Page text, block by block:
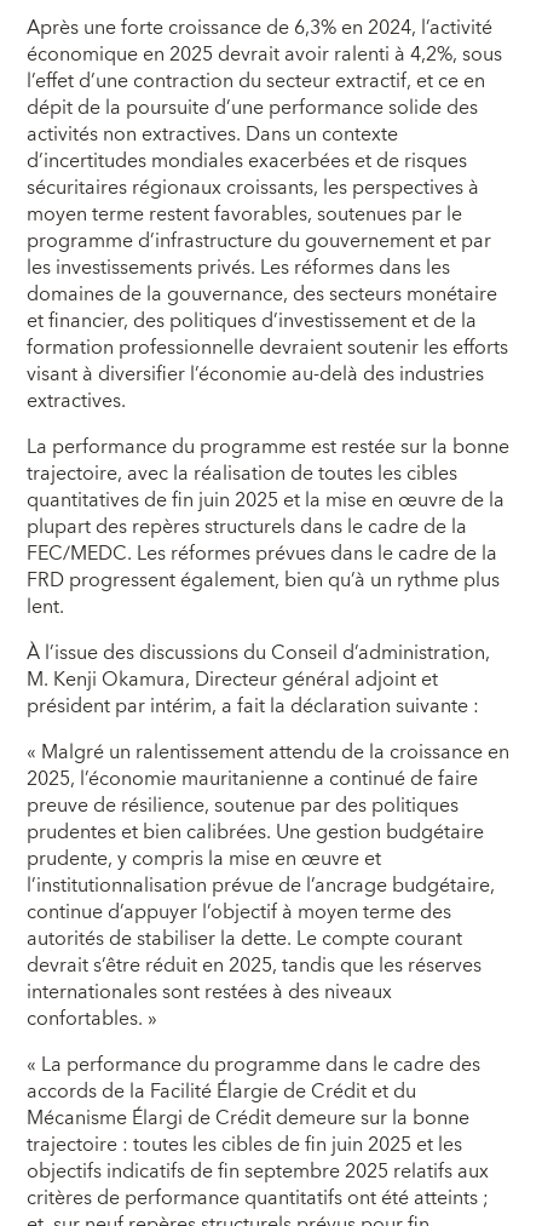
Après une forte croissance de 6,3% en 2024, l’activité
économique en 2025 devrait avoir ralenti à 4,2%, sous
l’effet d’une contraction du secteur extractif, et ce en
dépit de la poursuite d’une performance solide des
activités non extractives. Dans un contexte
d’incertitudes mondiales exacerbées et de risques
sécuritaires régionaux croissants, les perspectives à
moyen terme restent favorables, soutenues par le
programme d’infrastructure du gouvernement et par
les investissements privés. Les réformes dans les
domaines de la gouvernance, des secteurs monétaire
et financier, des politiques d’investissement et de la
formation professionnelle devraient soutenir les efforts
visant à diversifier l’économie au-delà des industries
extractives.
La performance du programme est restée sur la bonne
trajectoire, avec la réalisation de toutes les cibles
quantitatives de fin juin 2025 et la mise en œuvre de la
plupart des repères structurels dans le cadre de la
FEC/MEDC. Les réformes prévues dans le cadre de la
FRD progressent également, bien qu’à un rythme plus
lent.
À l’issue des discussions du Conseil d’administration,
M. Kenji Okamura, Directeur général adjoint et
président par intérim, a fait la déclaration suivante :
« Malgré un ralentissement attendu de la croissance en
2025, l’économie mauritanienne a continué de faire
preuve de résilience, soutenue par des politiques
prudentes et bien calibrées. Une gestion budgétaire
prudente, y compris la mise en œuvre et
l’institutionnalisation prévue de l’ancrage budgétaire,
continue d’appuyer l’objectif à moyen terme des
autorités de stabiliser la dette. Le compte courant
devrait s’être réduit en 2025, tandis que les réserves
internationales sont restées à des niveaux
confortables. »
« La performance du programme dans le cadre des
accords de la Facilité Élargie de Crédit et du
Mécanisme Élargi de Crédit demeure sur la bonne
trajectoire : toutes les cibles de fin juin 2025 et les
objectifs indicatifs de fin septembre 2025 relatifs aux
critères de performance quantitatifs ont été atteints ;